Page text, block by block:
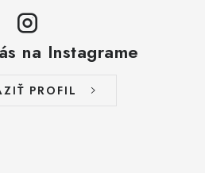
na Instagrame
PROFIL